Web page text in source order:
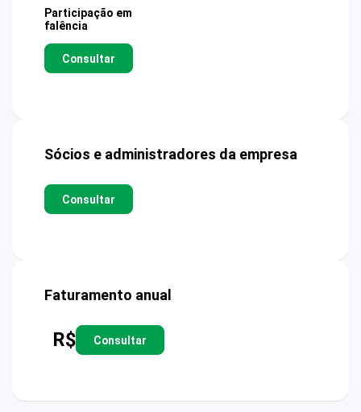
Participação em
falência
Consultar
Sócios e administradores da empresa
Consultar
Faturamento anual
R$ Consultar